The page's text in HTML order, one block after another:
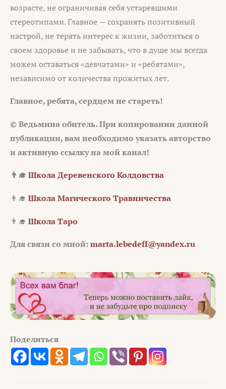
возрасте, не ограничивая себя устаревшими
стереотипами. Главное — сохранять позитивный
настрой, не терять интерес к жизни, заботиться о
своем здоровье и не забывать, что в душе мы всегда
можем оставаться «девчатами» и «ребятами»,
независимо от количества прожитых лет.
Главное, ребята, сердцем не стареть!
© Ведьмина обитель. При копировании данной
публикации, вам необходимо указать авторство
и активную ссылку на мой канал!
👨‍🎓 Школа Деревенского Колдовства
👨‍🎓 Школа Магического Травничества
👨‍🎓 Школа Таро
Для связи со мной:marta.lebedeff@yandex.ru
Поделиться